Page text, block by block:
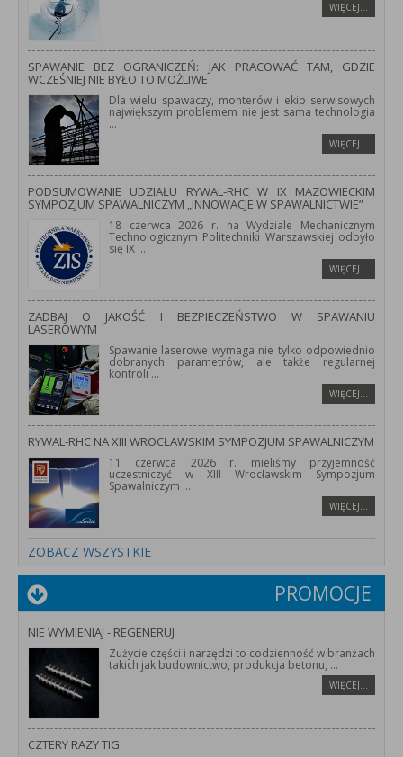
WIĘCEJ…
SPAWANIE BEZ OGRANICZEŃ: JAK PRACOWAĆ TAM, GDZIE
WCZEŚNIEJ NIE BYŁO TO MOŻLIWE
Dla wielu spawaczy, monterów i ekip serwisowych
największym problemem nie jest sama technologia
...
WIĘCEJ…
PODSUMOWANIE UDZIAŁU RYWAL-RHC W IX MAZOWIECKIM
SYMPOZJUM SPAWALNICZYM „INNOWACJE W SPAWALNICTWIE”
18 czerwca 2026 r. na Wydziale Mechanicznym
Technologicznym Politechniki Warszawskiej odbyło
się IX ...
WIĘCEJ…
ZADBAJ O JAKOŚĆ I BEZPIECZEŃSTWO W SPAWANIU
LASEROWYM
Spawanie laserowe wymaga nie tylko odpowiednio
dobranych parametrów, ale także regularnej
kontroli...
WIĘCEJ…
RYWAL-RHC NA XIII WROCŁAWSKIM SYMPOZJUM SPAWALNICZYM
11 czerwca 2026 r. mieliśmy przyjemność
uczestniczyć w XIII Wrocławskim Sympozjum
Spawalniczym ...
WIĘCEJ…
ZOBACZ WSZYSTKIE
PROMOCJE
NIE WYMIENIAJ - REGENERUJ
Zużycie części i narzędzi to codzienność w branżach
takich jak budownictwo, produkcja betonu, ...
WIĘCEJ…
CZTERY RAZY TIG